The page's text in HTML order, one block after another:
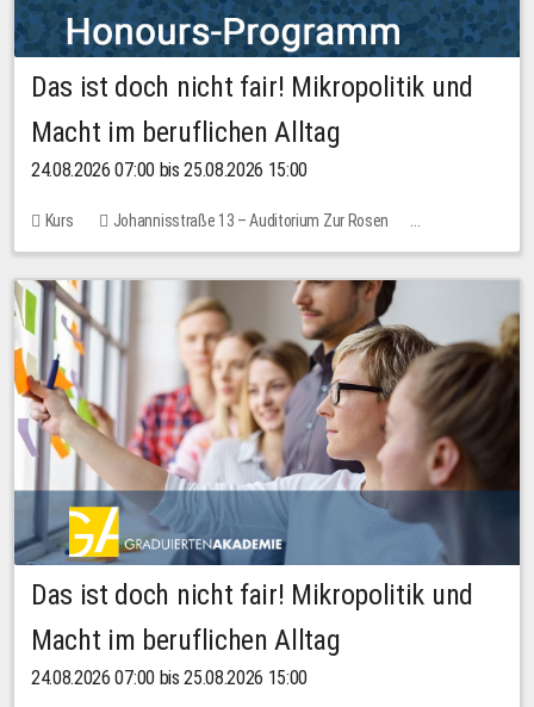
Das ist doch nicht fair! Mikropolitik und
Macht im beruflichen Alltag
24.08.2026 07:00 bis 25.08.2026 15:00
Kurs
Johannisstraße 13 – Auditorium Zur Rosen
Keine freien Plätze
Das ist doch nicht fair! Mikropolitik und
Macht im beruflichen Alltag
24.08.2026 07:00 bis 25.08.2026 15:00